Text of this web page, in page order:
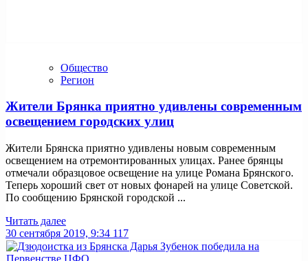
Общество
Регион
Жители Брянка приятно удивлены современным
освещением городских улиц
Жители Брянска приятно удивлены новым современным
освещением на отремонтированных улицах. Ранее брянцы
отмечали образцовое освещение на улице Романа Брянского.
Теперь хороший свет от новых фонарей на улице Советской.
По сообщению Брянской городской ...
Читать далее
30 сентября 2019, 9:34 117